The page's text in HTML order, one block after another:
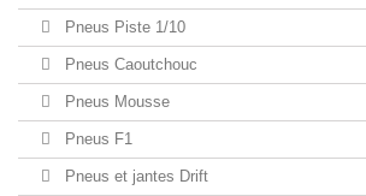
Pneus Piste 1/10
Pneus Caoutchouc
Pneus Mousse
Pneus F1
Pneus et jantes Drift